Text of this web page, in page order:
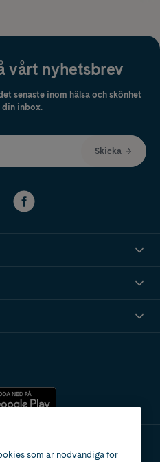
vårt nyhetsbrev
senaste inom hälsa och skönhet
inbox.
Skicka
som är nödvändiga för